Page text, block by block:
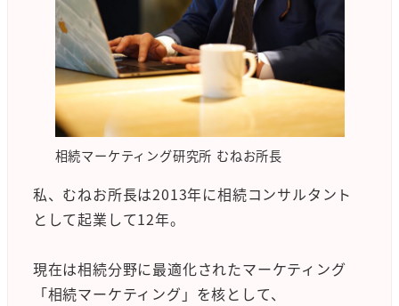
相続マーケティング研究所 むねお所長
私、むねお所長は2013年に相続コンサルタント
として起業して12年。
現在は相続分野に最適化されたマーケティング
「相続マーケティング」を核として、